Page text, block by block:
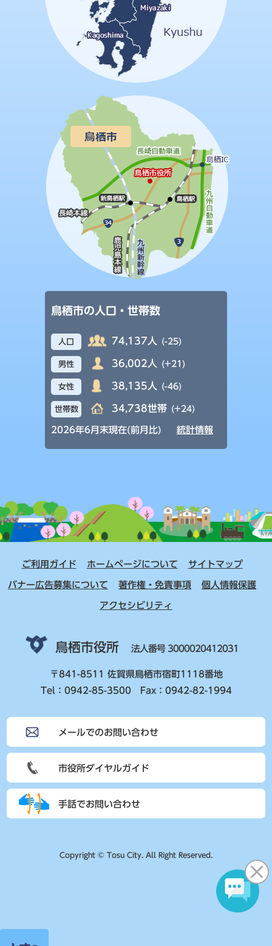
鳥栖市の人口・世帯数
人口 74,137人 (-25)
男性 36,002人 (+21)
女性 38,135人 (-46)
世帯数 34,738世帯 (+24)
2026年6月末現在(前月比) 統計情報
ご利用ガイド ホームページについて サイトマップ
バナー広告募集について 著作権・免責事項 個人情報保護
アクセシビリティ
鳥栖市役所 法人番号 3000020412031
〒841-8511 佐賀県鳥栖市宿町1118番地
Tel：0942-85-3500 Fax：0942-82-1994
メールでのお問い合わせ
市役所ダイヤルガイド
手話でお問い合わせ
Copyright © Tosu City. All Right Reserved.